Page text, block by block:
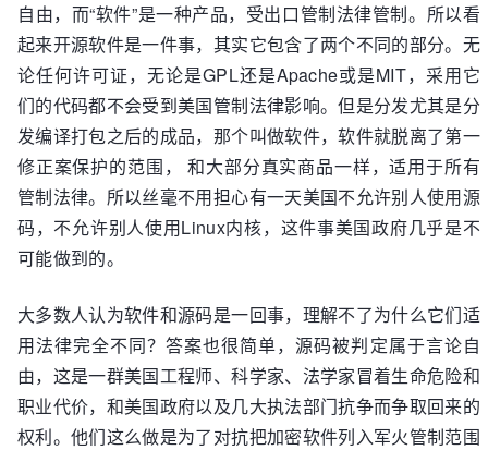
自由，而“软件”是一种产品，受出口管制法律管制。所以看
起来开源软件是一件事，其实它包含了两个不同的部分。无
论任何许可证，无论是GPL还是Apache或是MIT，采用它
们的代码都不会受到美国管制法律影响。但是分发尤其是分
发编译打包之后的成品，那个叫做软件，软件就脱离了第一
修正案保护的范围， 和大部分真实商品一样，适用于所有
管制法律。所以丝毫不用担心有一天美国不允许别人使用源
码，不允许别人使用Linux内核，这件事美国政府几乎是不
可能做到的。
大多数人认为软件和源码是一回事，理解不了为什么它们适
用法律完全不同？答案也很简单，源码被判定属于言论自
由，这是一群美国工程师、科学家、法学家冒着生命危险和
职业代价，和美国政府以及几大执法部门抗争而争取回来的
权利。他们这么做是为了对抗把加密软件列入军火管制范围